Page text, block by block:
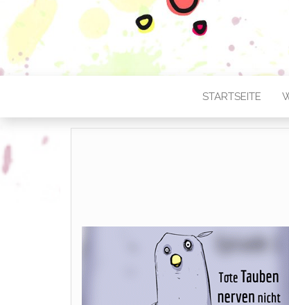
STARTSEITE